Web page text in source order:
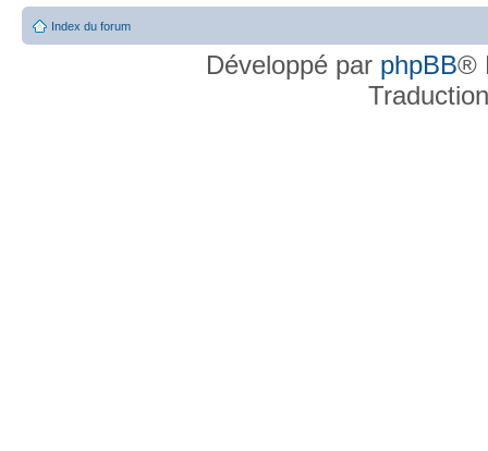
Index du forum
Développé par phpBB®